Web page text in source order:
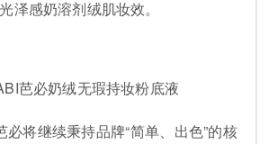
泽感奶溶剂绒肌妆效。
芭必奶绒无瑕持妆粉底液
必将继续秉持品牌“简单、出色”的核